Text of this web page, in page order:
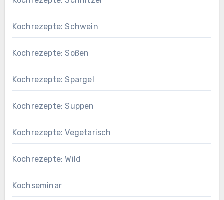
Kochrezepte: Schwein
Kochrezepte: Soßen
Kochrezepte: Spargel
Kochrezepte: Suppen
Kochrezepte: Vegetarisch
Kochrezepte: Wild
Kochseminar